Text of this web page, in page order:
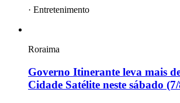
· Entretenimento
Roraima
Governo Itinerante leva mais
Cidade Satélite neste sábado